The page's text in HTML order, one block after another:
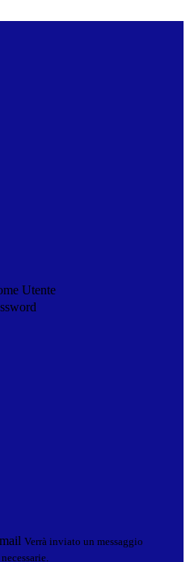
Utente
Verrà inviato un messaggio